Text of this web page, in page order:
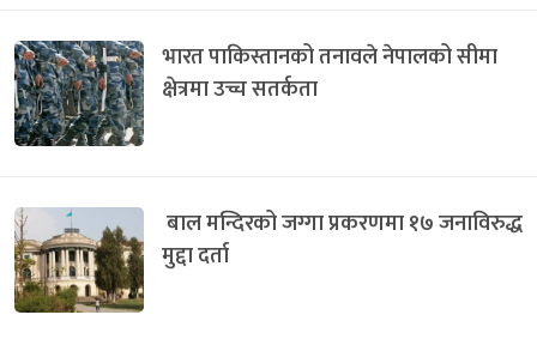
भारत पाकिस्तानको तनावले नेपालको सीमा
क्षेत्रमा उच्च सतर्कता
बाल मन्दिरको जग्गा प्रकरणमा १७ जनाविरुद्ध
मुद्दा दर्ता